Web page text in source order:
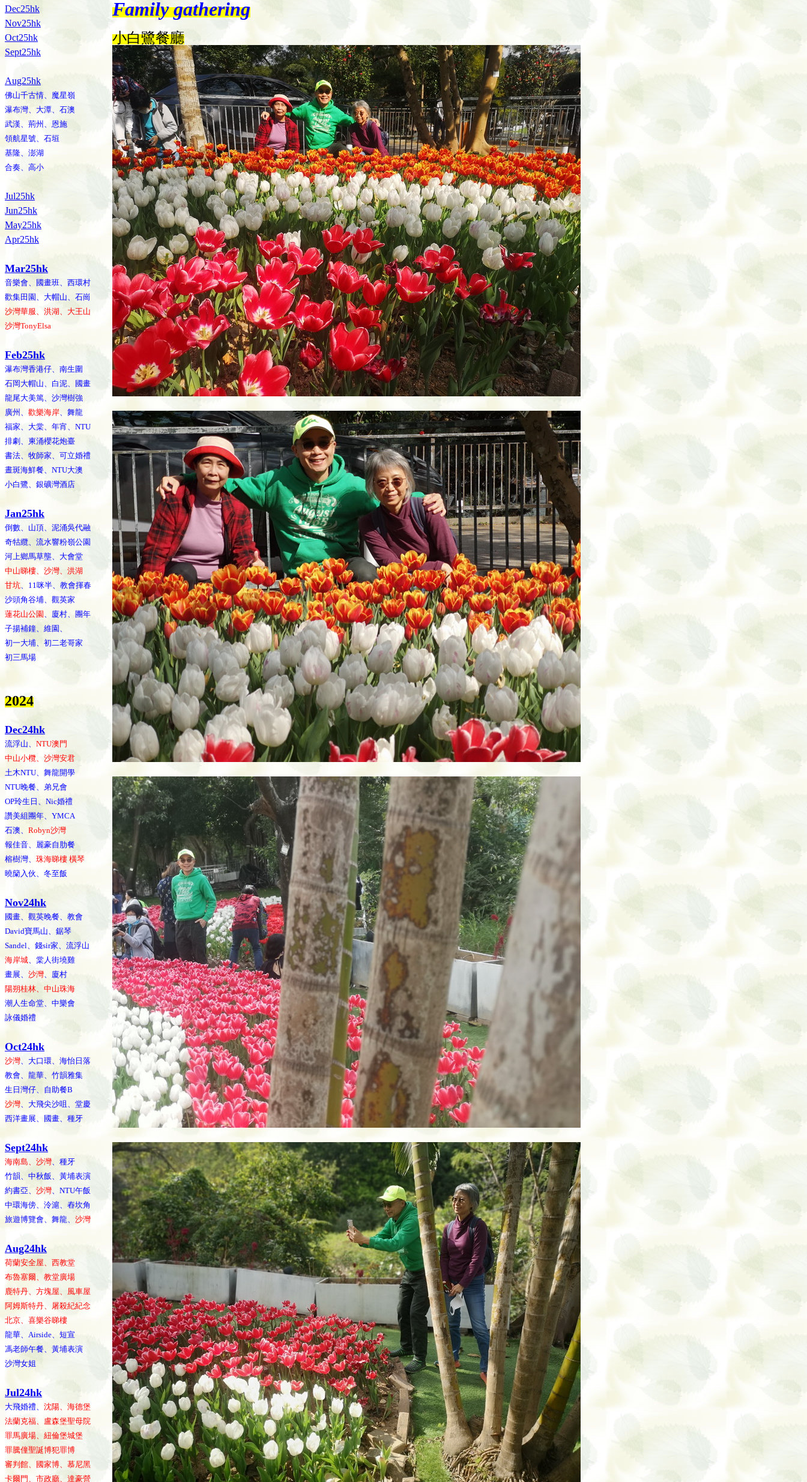
Dec25hk
Nov25hk
Oct25hk
Sept25hk
Aug25hk
佛山千古情、魔星嶺
瀑布灣、大潭、石澳
武漢、荊州、恩施
領航星號、石垣
基隆、澎湖
合奏、高小
Jul25hk
Jun25hk
May25hk
Apr25hk
Mar25hk
音樂會、國畫班、西環村
歡集田園、大帽山、石崗
沙灣華服、洪湖、大王山
沙灣TonyElsa
Feb25hk
瀑布灣香港仔、南生圍
石岡大帽山、白泥、國畫
龍尾大美篤、沙灣樹強
廣州、 歡樂海岸、舞龍
福家、大棠、年宵、NTU
排劇、柬涌櫻花炮臺
書法、牧師家、可立婚禮
晝斑海鮮餐、NTU大澳
小白鷺、銀礦灣酒店
Jan25hk
倒數、山頂、泥涌吳代融
奇牯纜、流水響粉嶺公園
河上鄉馬草壟、大會堂
中山睇樓、沙灣、洪湖
甘坑、11咪半、教會揮春
沙頭角谷埔、觀英家
蓮花山公園 、廈村、團年
子揚補鐘、維園、
初一大埔、初二老哥家
初三馬場
2024
Dec24hk
流浮山、 NTU澳門
中山小欖、沙灣安君
土木NTU、舞龍開學
NTU晚餐、弟兄會
OP玲生日、Nic婚禮
讚美組團年、YMCA
石澳、 Robyn沙灣
報佳音、麗豪自肋餐
榕樹灣、 珠海睇樓 橫琴
曉籣入伙、冬至飯
Nov24hk
國畫、觀英晚餐、教會
David寶馬山、鋸琴
Sandel、錢sir家、流浮山
海岸城、棠人街墝雞
畫展、 沙灣、廈村
陽朔桂林、中山珠海
潮人生命堂、中樂會
詠儀婚禮
Oct24hk
沙灣、大口環、海怡日落
教會、龍華、竹韻雅集
生日灣仔、自助餐B
沙灣、大飛尖沙咀、堂慶
西洋畫展、國畫、種牙
Sept24hk
海南島、沙灣、種牙
竹韻、中秋飯、黃埔表演
約書亞、 沙灣、NTU午飯
中環海傍、泠滬、舂坎角
旅遊博覽會、舞龍、 沙灣
Aug24hk
荷蘭安全屋、西教堂
布魯塞爾、教堂廣場
鹿特丹、方塊屋、風車屋
阿姆斯特丹、屠殺紀紀念
北京、喜樂谷睇樓
龍華、Airside、短宣
馮老師午餐、黃埔表演
沙灣女姐
Jul24hk
大飛婚禮、 沈陽、海德堡
法蘭克福、盧森堡聖母院
罪馬廣場、紐倫堡城堡
罪騰僮聖誕博犯罪博
審判館、國家博、慕尼黑
卡爾門、市政廳、達豪營
Family gathering
小白鷺餐廳